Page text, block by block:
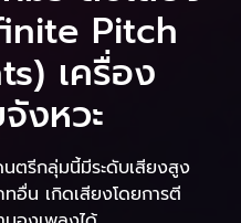
Pitch
เครื่อง
งหวะ
นตรีกลุ่มนี้มีระดับเสียงสูง
อื่น เกิดเสียงโดยการตี